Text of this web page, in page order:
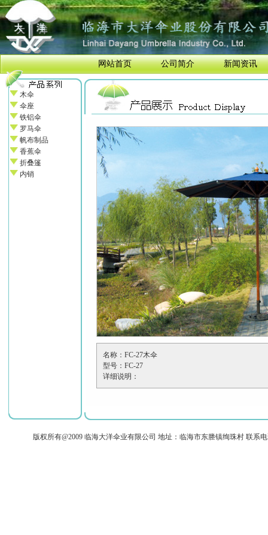
网站首页 公司简介 新闻资讯
木伞
伞座
铁铝伞
罗马伞
帆布制品
香蕉伞
折叠篷
内销
名称：FC-27木伞
型号：FC-27
详细说明：
版权所有@2009 临海大洋伞业有限公司 地址：临海市东塍镇绚珠村 联系